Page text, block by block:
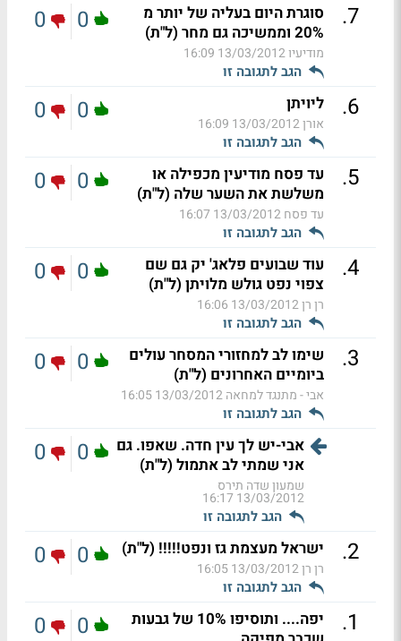
7
.
סוגרת היום בעליה של יותר מ
20% וממשיכה גם מחר (ל"ת)
מודיעיו13/03/2012 16:09
הגב לתגובה זו
0
0
6
. ליויתן
אורן13/03/2012 16:09
הגב לתגובה זו
0
0
5
.
עד פסח מודיעין מכפילה או
משלשת את השער שלה (ל"ת)
עד פסח13/03/2012 16:07
הגב לתגובה זו
0
0
4
.
עוד שבועים פלאג' יק גם שם
צפוי נפט גולש מלויתן (ל"ת)
רן רן13/03/2012 16:06
הגב לתגובה זו
0
0
3
.
שימו לב למחזורי המסחר עולים
ביומיים האחרונים (ל"ת)
אבי - מתנגד למחאה13/03/2012 16:05
הגב לתגובה זו
0
0
אבי-יש לך עין חדה. שאפו. גם
אני שמתי לב אתמול (ל"ת)
שמעון שדה תירס
13/03/2012 16:17
הגב לתגובה זו
0
0
2
. ישראל מעצמת גז ונפט!!!!! (ל"ת)
רן רן13/03/2012 16:05
הגב לתגובה זו
0
0
1
.
יפה.... ותוסיפו 10% של גבעות
0
0